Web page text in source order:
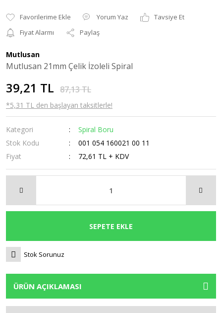
Yorum Yaz
Tavsiye Et
Fiyat Alarmı
Paylaş
Mutlusan
Mutlusan 21mm Çelik İzoleli Spiral
39,21 TL 87,13 TL
*5,31 TL den başlayan taksitlerle!
Kategori
Spiral Boru
Stok Kodu
001 054 160021 00 11
Fiyat
72,61 TL + KDV
SEPETE EKLE
Stok Sorunuz
ÜRÜN AÇIKLAMASI